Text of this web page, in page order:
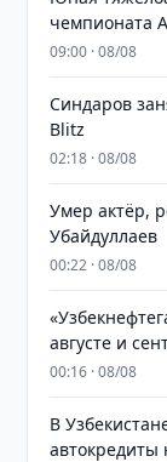
чемпионата
09:00 · 08/08
Синдаров
Blitz
02:18 · 08/08
Умер актёр,
Убайдуллаев
00:22 · 08/08
августе и
00:16 · 08/08
В
автокредиты